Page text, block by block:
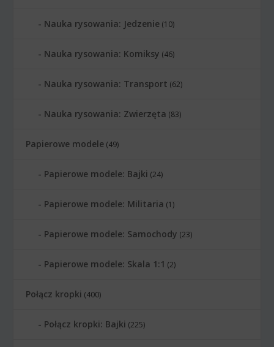
Nauka rysowania: Jedzenie (10)
Nauka rysowania: Komiksy (46)
Nauka rysowania: Transport (62)
Nauka rysowania: Zwierzęta (83)
Papierowe modele (49)
Papierowe modele: Bajki (24)
Papierowe modele: Militaria (1)
Papierowe modele: Samochody (23)
Papierowe modele: Skala 1:1 (2)
Połącz kropki (400)
Połącz kropki: Bajki (225)